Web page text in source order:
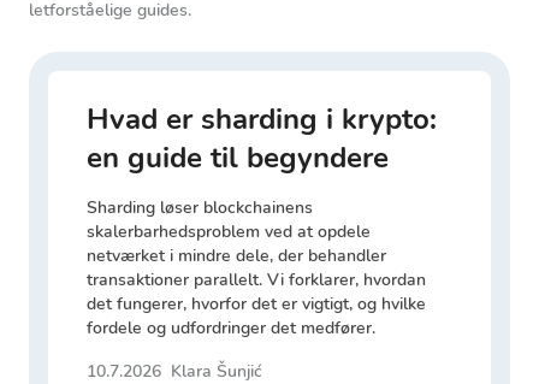
letforståelige guides.
Hvad er sharding i krypto:
en guide til begyndere
Sharding løser blockchainens
skalerbarhedsproblem ved at opdele
netværket i mindre dele, der behandler
transaktioner parallelt. Vi forklarer, hvordan
det fungerer, hvorfor det er vigtigt, og hvilke
fordele og udfordringer det medfører.
10.7.2026 Klara Šunjić